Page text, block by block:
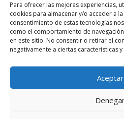
Para ofrecer las mejores experiencias,
cookies para almacenar y/o acceder a
consentimiento de estas tecnologías
como el comportamiento de
en este sitio. No consentir o retirar el
negativamente a ciertas características
Aceptar
Monitor de Huerto Escolar
Monitor de Ajedrez
Politica de Privacidad